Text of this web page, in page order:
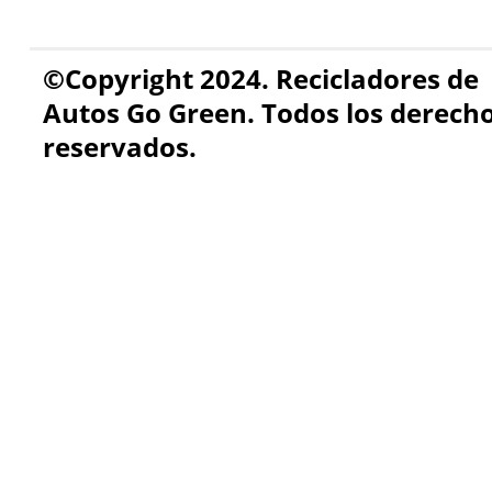
©Copyright 2024. Recicladores de
Autos Go Green. Todos los
reservados.